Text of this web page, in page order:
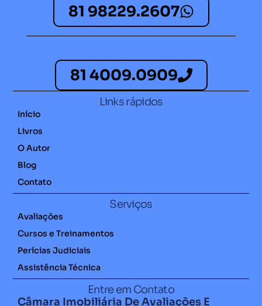
81 98229.2607​
81 4009.0909
Links rápidos
Início
Livros
O Autor
Blog
Contato
Serviços
Avaliações
Cursos e Treinamentos
Perícias Judiciais
Assistência Técnica
Entre em Contato
Câmara Imobiliária De Avaliações E